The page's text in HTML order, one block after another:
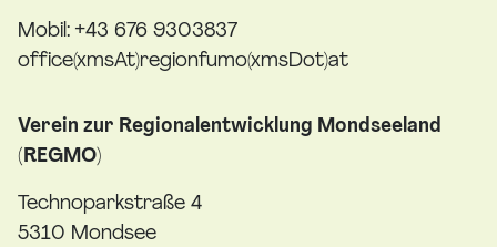
Mobil: +43 676 9303837
office(xmsAt)regionfumo(xmsDot)at
Verein zur Regionalentwicklung Mondseeland
(REGMO)
Technoparkstraße 4
5310 Mondsee